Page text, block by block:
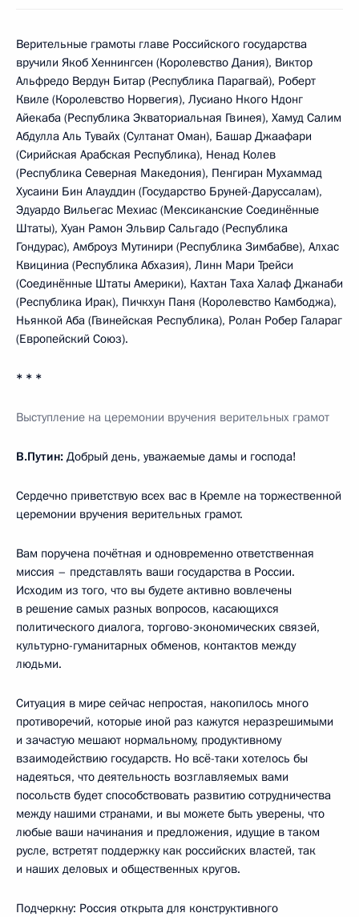
Верительные грамоты главе Российского государства
вручили Якоб Хеннингсен (Королевство Дания), Виктор
Альфредо Вердун Битар (Республика Парагвай), Роберт
Квиле (Королевство Норвегия), Лусиано Нкого Ндонг
Айекаба (Республика Экваториальная Гвинея), Хамуд Салим
Абдулла Аль Тувайх (Султанат Оман), Башар Джаафари
(Сирийская Арабская Республика), Ненад Колев
(Республика Северная Македония), Пенгиран Мухаммад
Хусаини Бин Алауддин (Государство Бруней-Даруссалам),
Эдуардо Вильегас Мехиас (Мексиканские Соединённые
Штаты), Хуан Рамон Эльвир Сальгадо (Республика
Гондурас), Амброуз Мутинири (Республика Зимбабве), Алхас
Квициниа (Республика Абхазия), Линн Мари Трейси
(Соединённые Штаты Америки), Кахтан Таха Халаф Джанаби
(Республика Ирак), Пичкхун Паня (Королевство Камбоджа),
Ньянкой Аба (Гвинейская Республика), Ролан Робер Галараг
(Европейский Союз).
* * *
Выступление на церемонии вручения верительных грамот
В.Путин: Добрый день, уважаемые дамы и господа!
Сердечно приветствую всех вас в Кремле на торжественной
церемонии вручения верительных грамот.
Вам поручена почётная и одновременно ответственная
миссия – представлять ваши государства в России.
Исходим из того, что вы будете активно вовлечены
в решение самых разных вопросов, касающихся
политического диалога, торгово-экономических связей,
культурно-гуманитарных обменов, контактов между
людьми.
Ситуация в мире сейчас непростая, накопилось много
противоречий, которые иной раз кажутся неразрешимыми
и зачастую мешают нормальному, продуктивному
взаимодействию государств. Но всё-таки хотелось бы
надеяться, что деятельность возглавляемых вами
посольств будет способствовать развитию сотрудничества
между нашими странами, и вы можете быть уверены, что
любые ваши начинания и предложения, идущие в таком
русле, встретят поддержку как российских властей, так
и наших деловых и общественных кругов.
Подчеркну: Россия открыта для конструктивного